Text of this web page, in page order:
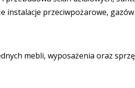
instalacje przeciwpożarowe, gazów
mebli, wyposażenia oraz